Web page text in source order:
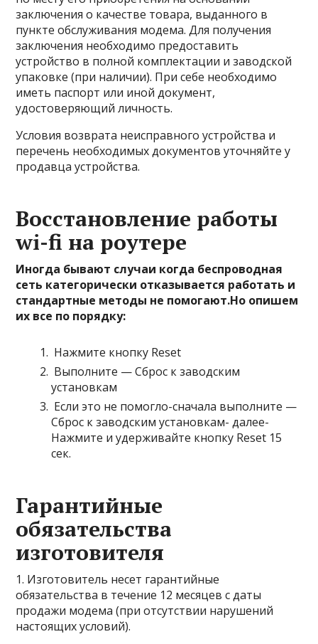
заключения о качестве товара, выданного в
пункте обслуживания модема. Для получения
заключения необходимо предоставить
устройство в полной комплектации и заводской
упаковке (при наличии). При себе необходимо
иметь паспорт или иной документ,
удостоверяющий личность.
Условия возврата неисправного устройства и
перечень необходимых документов уточняйте у
продавца устройства.
Восстановление работы
wi-fi на роутере
Иногда бывают случаи когда беспроводная
сеть категорически отказывается работать и
стандартные методы не помогают.Но опишем
их все по порядку:
Нажмите кнопку Reset
Выполните — Сброс к заводским
установкам
Если это не помогло-сначала выполните —
Сброс к заводским установкам- далее-
Нажмите и удерживайте кнопку Reset 15
сек.
Гарантийные
обязательства
изготовителя
1. Изготовитель несет гарантийные
обязательства в течение 12 месяцев с даты
продажи модема (при отсутствии нарушений
настоящих условий).